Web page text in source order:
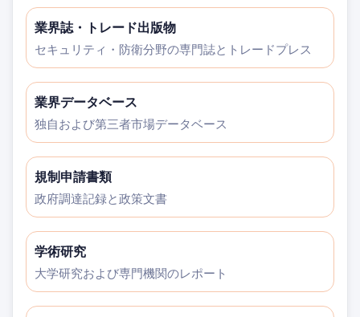
業界誌・トレード出版物
セキュリティ・防衛分野の専門誌とトレードプレス
業界データベース
独自および第三者市場データベース
規制申請書類
政府調達記録と政策文書
学術研究
大学研究および専門機関のレポート